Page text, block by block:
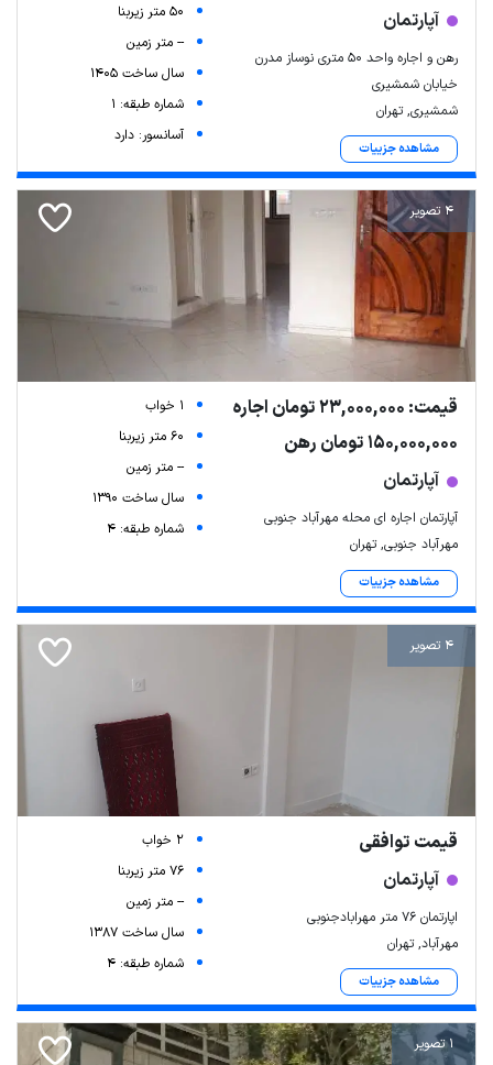
آپارتمان
رهن و اجاره واحد ۵۰ متری نوساز مدرن
خیابان شمشیری
شمشیری, تهران
مشاهده جزییات
50 متر زیربنا
-- متر زمین
سال ساخت 1405
شماره طبقه: 1
آسانسور: دارد
4 تصویر
قیمت: 23,000,000 تومان اجاره
150,000,000 تومان رهن
آپارتمان
آپارتمان اجاره ای محله مهرآباد جنوبی
مهرآباد جنوبی, تهران
مشاهده جزییات
1 خواب
60 متر زیربنا
-- متر زمین
سال ساخت 1390
شماره طبقه: 4
4 تصویر
قیمت توافقی
آپارتمان
اپارتمان ۷۶ متر مهرابادجنوبی
مهرآباد, تهران
مشاهده جزییات
2 خواب
76 متر زیربنا
-- متر زمین
سال ساخت 1387
شماره طبقه: 4
1 تصویر